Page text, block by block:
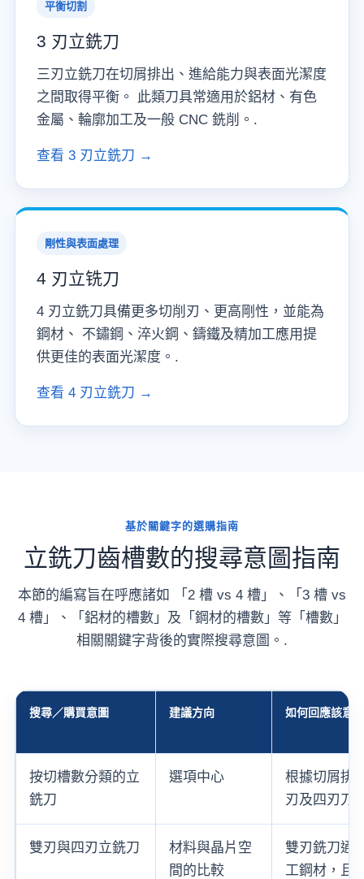
平衡切割
3 刃立銑刀
三刃立銑刀在切屑排出、進給能力與表面光潔度
之間取得平衡。 此類刀具常適用於鋁材、有色
金屬、輪廓加工及一般 CNC 銑削。.
查看 3 刃立銑刀 →
剛性與表面處理
4 刃立铣刀
4 刃立銑刀具備更多切削刃、更高剛性，並能為
鋼材、 不鏽鋼、淬火鋼、鑄鐵及精加工應用提
供更佳的表面光潔度。.
查看 4 刃立銑刀 →
基於關鍵字的選購指南
立銑刀齒槽數的搜尋意圖指南
本節的編寫旨在呼應諸如 「2 槽 vs 4 槽」、「3 槽 vs
4 槽」、「鋁材的槽數」及「鋼材的槽數」等「槽數」
相關關鍵字背後的實際搜尋意圖。.
搜尋／購買意圖 建議方向 如何回應該意圖
按切槽數分類的立
銑刀
選項中心
根據切屑排
刃及四刃刀
雙刃與四刃立銑刀
材料與晶片空
間的比較
雙刃銑刀通
工鋼材，且